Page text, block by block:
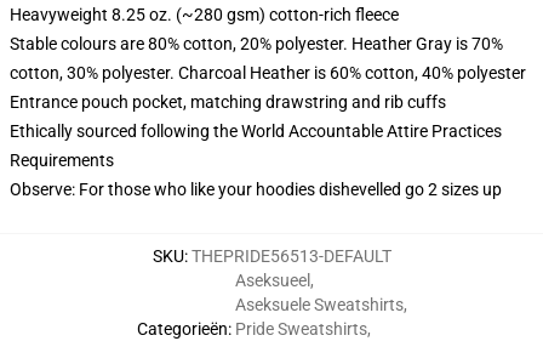
Heavyweight 8.25 oz. (~280 gsm) cotton-rich fleece
Stable colours are 80% cotton, 20% polyester. Heather Gray is 70%
cotton, 30% polyester. Charcoal Heather is 60% cotton, 40% polyester
Entrance pouch pocket, matching drawstring and rib cuffs
Ethically sourced following the World Accountable Attire Practices
Requirements
Observe: For those who like your hoodies dishevelled go 2 sizes up
SKU:THEPRIDE56513-DEFAULT
Categorieën:
Aseksueel ,
Aseksuele Sweatshirts,
Pride Sweatshirts,